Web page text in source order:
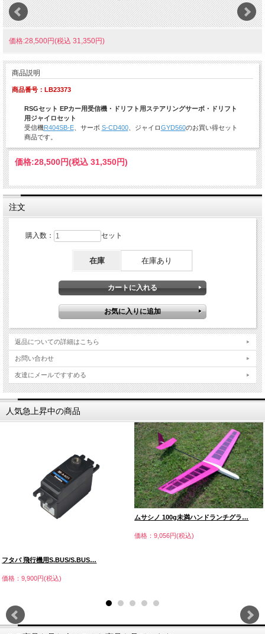
価格:28,500円(税込 31,350円)
商品説明
商品番号：LB23373
RSGセット EPカー用受信機・ドリフト用ステアリングサーボ・ドリフト
用ジャイロセット
受信機R404SB-E、サーボ S-CD400、ジャイロGYD560のお買い得セット
商品です。
価格:28,500円(税込 31,350円)
注文
購入数： セット
在庫 在庫あり
返品についての詳細はこちら
お問い合わせ
友達にメールですすめる
人気急上昇中の商品
フタバ 飛行機用S.BUS/S.BUS…
価格：9,900円(税込)
ムサシノ 100g未満ハンドランチグラ…
価格：9,056円(税込)